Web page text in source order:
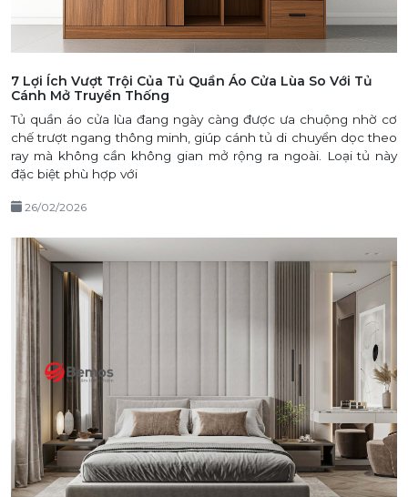
7 Lợi Ích Vượt Trội Của Tủ Quần Áo Cửa Lùa So Với Tủ
Cánh Mở Truyền Thống
Tủ quần áo cửa lùa đang ngày càng được ưa chuộng nhờ cơ
chế trượt ngang thông minh, giúp cánh tủ di chuyển dọc theo
ray mà không cần không gian mở rộng ra ngoài. Loại tủ này
đặc biệt phù hợp với
26/02/2026